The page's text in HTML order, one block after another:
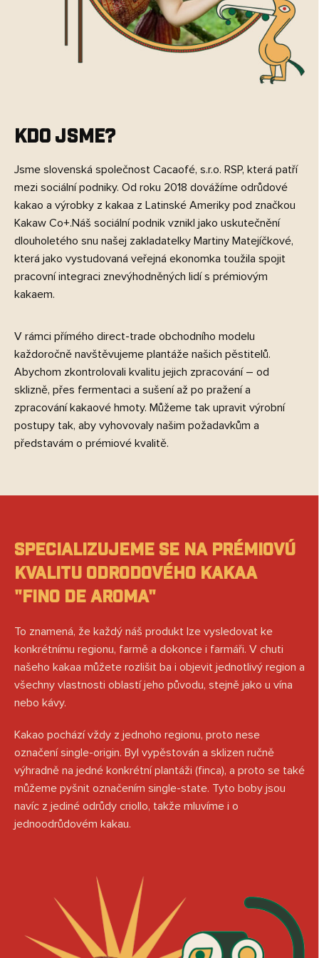
Kdo jsme?
Jsme slovenská společnost Cacaofé, s.r.o. RSP, která patří
mezi sociální podniky. Od roku 2018 dovážíme odrůdové
kakao a výrobky z kakaa z Latinské Ameriky pod značkou
Kakaw Co+.Náš sociální podnik vznikl jako uskutečnění
dlouholetého snu našej zakladatelky Martiny Matejíčkové,
která jako vystudovaná veřejná ekonomka toužila spojit
pracovní integraci znevýhodněných lidí s prémiovým
kakaem.
V rámci přímého direct-trade obchodního modelu
každoročně navštěvujeme plantáže našich pěstitelů.
Abychom zkontrolovali kvalitu jejich zpracování – od
sklizně, přes fermentaci a sušení až po pražení a
zpracování kakaové hmoty. Můžeme tak upravit výrobní
postupy tak, aby vyhovovaly našim požadavkům a
představám o prémiové kvalitě.
SPECIALIZUJEME SE NA PRÉMIOVÚ
KVALITU ODRODOVÉHO KAKAA
"FINO DE AROMA"
To znamená, že každý náš produkt lze vysledovat ke
konkrétnímu regionu, farmě a dokonce i farmáři. V chuti
našeho kakaa můžete rozlišit ba i objevit jednotlivý region a
všechny vlastnosti oblastí jeho původu, stejně jako u vína
nebo kávy.
Kakao pochází vždy z jednoho regionu, proto nese
označení single-origin. Byl vypěstován a sklizen ručně
výhradně na jedné konkrétní plantáži (finca), a proto se také
můžeme pyšnit označením single-state. Tyto boby jsou
navíc z jediné odrůdy criollo, takže mluvíme i o
jednoodrůdovém kakau.